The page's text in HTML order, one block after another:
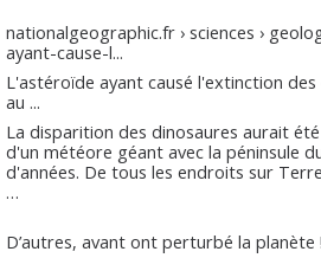
nationalgeographic.fr › sciences ›
ayant-cause-l...
L'astéroïde ayant causé l'extinction
au ...
La disparition des dinosaures aurait
d'un météore géant avec la péninsule
d'années. De tous les endroits sur
…
D’autres, avant ont perturbé la planète !